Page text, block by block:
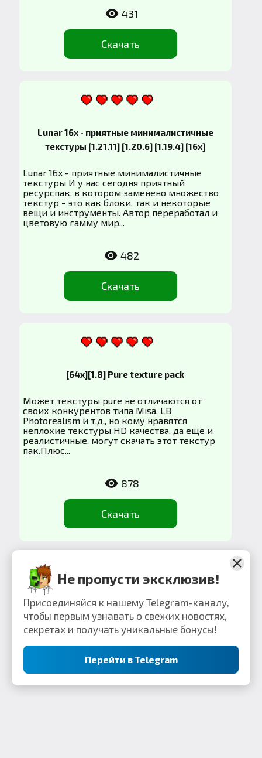
Скачать
431
Lunar 16x - приятные минималистичные
текстуры [1.21.11] [1.20.6] [1.19.4] [16x]
Lunar 16x - приятные минималистичные
текстуры И у нас сегодня приятный
ресурспак, в котором заменено множество
текстур - это как блоки, так и некоторые
вещи и инструменты. Автор переработал и
цветовую гамму мир...
Скачать
482
[64x][1.8] Pure texture pack
Может текстуры pure не отличаются от
своих конкурентов типа Misa, LB
Photorealism и т.д., но кому нравятся
неплохие текстуры HD качества, да еще и
реалистичные, могут скачать этот текстур
пак.Плюс...
Скачать
878
Не пропусти эксклюзив!
Присоединяйся к нашему Telegram-каналу,
чтобы первым узнавать о свежих новостях,
секретах и получать уникальные бонусы!
Перейти в Telegram